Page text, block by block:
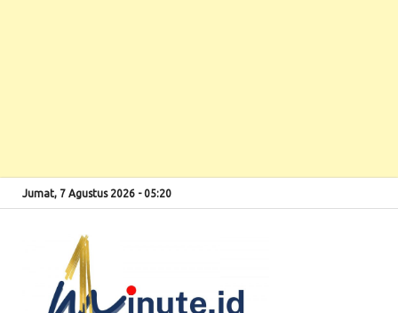
Jumat, 7 Agustus 2026 - 05:20